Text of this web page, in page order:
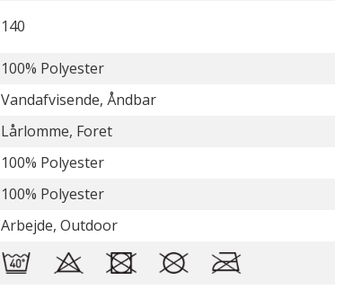
140
100% Polyester
Vandafvisende, Åndbar
Lårlomme, Foret
100% Polyester
100% Polyester
Arbejde, Outdoor